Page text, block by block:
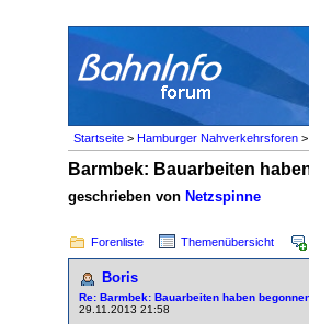
Startseite > Hamburger Nahverkehrsforen >
Barmbek: Bauarbeiten
geschrieben von Netzspinne
Forenliste Themenübersicht
Boris
Re: Barmbek: Bauarbeiten haben
29.11.2013 21:58